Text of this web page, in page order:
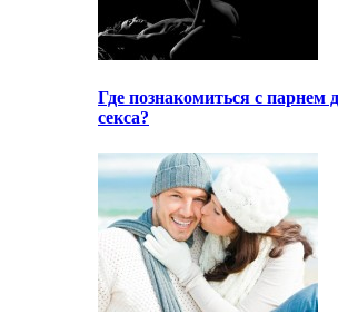
Где познакомиться с парнем
секса?